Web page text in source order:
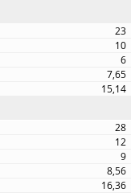
23
10
6
7,65
15,14
28
12
9
8,56
16,36